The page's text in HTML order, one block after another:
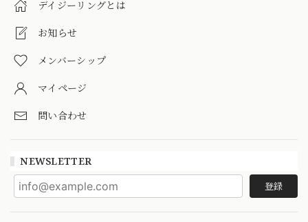
デイジーリングとは
お知らせ
メンバーシップ
マイページ
問い合わせ
NEWSLETTER
登録